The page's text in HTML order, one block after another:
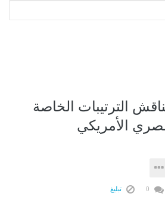
الترتيبات الخاصة
الأمريكي
تبليغ